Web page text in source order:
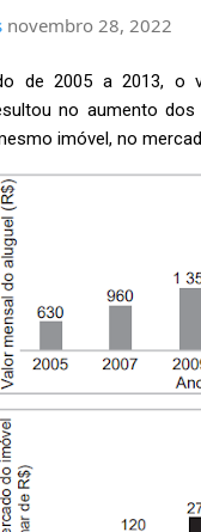
novembro 28, 2022
de 2005 a 2013, o
no aumento
imóvel, no